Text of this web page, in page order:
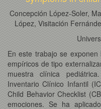
Concepción López-Soler,
López, Visitación
En este trabajo se
empíricos de tipo
muestra clínica
Inventario Clínico Infantil
Child Behavior Checklist
emociones. Se ha